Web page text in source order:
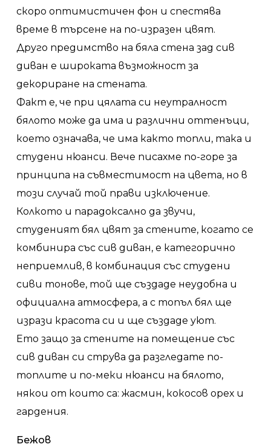
скоро оптимистичен фон и спестява
време в търсене на по-изразен цвят.
Друго предимство на бяла стена зад сив
диван е широката възможност за
декориране на стената.
Факт е, че при цялата си неутралност
бялото може да има и различни оттенъци,
което означава, че има както топли, така и
студени нюанси. Вече писахме по-горе за
принципа на съвместимост на цвета, но в
този случай той прави изключение.
Колкото и парадоксално да звучи,
студеният бял цвят за стените, когато се
комбинира със сив диван, е категорично
неприемлив, в комбинация със студени
сиви тонове, той ще създаде неудобна и
официална атмосфера, а с топъл бял ще
изрази красота си и ще създаде уют.
Ето защо за стените на помещение със
сив диван си струва да разгледате по-
топлите и по-меки нюанси на бялото,
някои от които са: жасмин, кокосов орех и
гардения.
Бежов